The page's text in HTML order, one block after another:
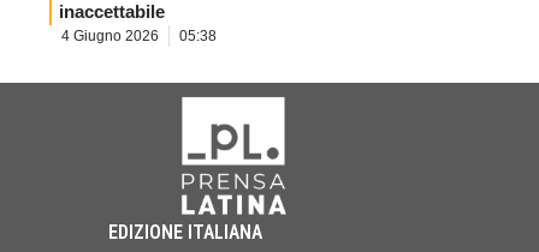
inaccettabile
4 Giugno 2026 05:38
EDIZIONE ITALIANA